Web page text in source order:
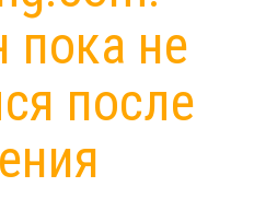
пока не
после